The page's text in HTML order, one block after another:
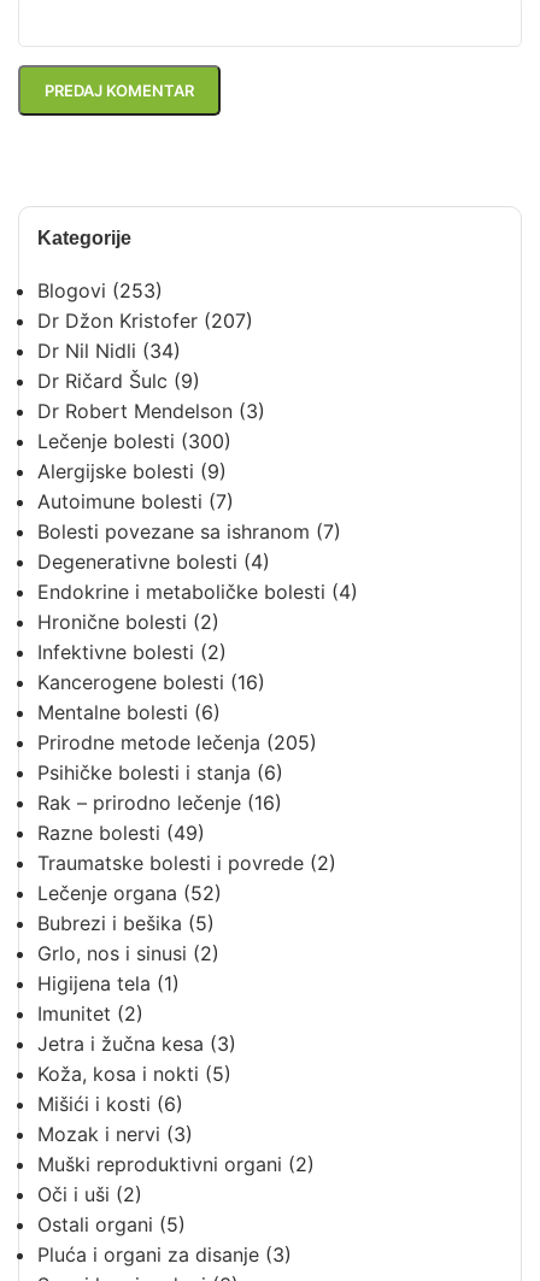
Kategorije
Blogovi (253)
Dr Džon Kristofer (207)
Dr Nil Nidli (34)
Dr Ričard Šulc (9)
Dr Robert Mendelson (3)
Lečenje bolesti (300)
Alergijske bolesti (9)
Autoimune bolesti (7)
Bolesti povezane sa ishranom (7)
Degenerativne bolesti (4)
Endokrine i metaboličke bolesti (4)
Hronične bolesti (2)
Infektivne bolesti (2)
Kancerogene bolesti (16)
Mentalne bolesti (6)
Prirodne metode lečenja (205)
Psihičke bolesti i stanja (6)
Rak – prirodno lečenje (16)
Razne bolesti (49)
Traumatske bolesti i povrede (2)
Lečenje organa (52)
Bubrezi i bešika (5)
Grlo, nos i sinusi (2)
Higijena tela (1)
Imunitet (2)
Jetra i žučna kesa (3)
Koža, kosa i nokti (5)
Mišići i kosti (6)
Mozak i nervi (3)
Muški reproduktivni organi (2)
Oči i uši (2)
Ostali organi (5)
Pluća i organi za disanje (3)